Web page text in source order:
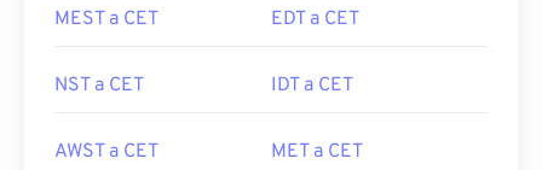
MEST a CET EDT a CET
NST a CET IDT a CET
AWST a CET MET a CET